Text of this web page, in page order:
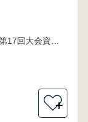
＋